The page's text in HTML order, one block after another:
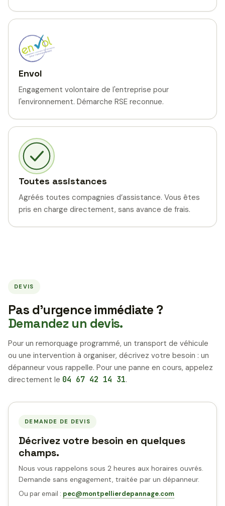
Envol
Engagement volontaire de l'entreprise pour
l'environnement. Démarche RSE reconnue.
Toutes assistances
Agréés toutes compagnies d’assistance. Vous êtes
pris en charge directement, sans avance de frais.
DEVIS
Pas d’urgence immédiate ?
Demandez un devis.
Pour un remorquage programmé, un transport de véhicule
ou une intervention à organiser, décrivez votre besoin : un
dépanneur vous rappelle. Pour une panne en cours, appelez
directement le 04 67 42 14 31.
DEMANDE DE DEVIS
Décrivez votre besoin en quelques
champs.
Nous vous rappelons sous 2 heures aux horaires ouvrés.
Demande sans engagement, traitée par un dépanneur.
Ou par email : pec@montpellierdepannage.com